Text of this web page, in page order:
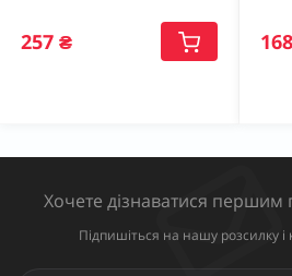
257 ₴
Хочете дізнаватися першим
Підпишіться на нашу розсилку і